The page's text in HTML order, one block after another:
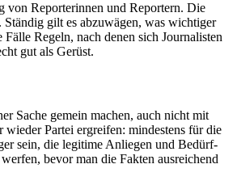
von Repor­te­rin­nen und Repor­tern. Die
Ständig gilt es abzu­wä­gen, was wich­ti­ger
Regeln, nach denen sich Jour­na­lis­ten
gut als Gerüst.
Sache gemein machen, auch nicht mit
Partei ergrei­fen: min­des­tens für die
sein, die legi­time Anlie­gen und Bedürf­
bevor man die Fakten aus­rei­chend